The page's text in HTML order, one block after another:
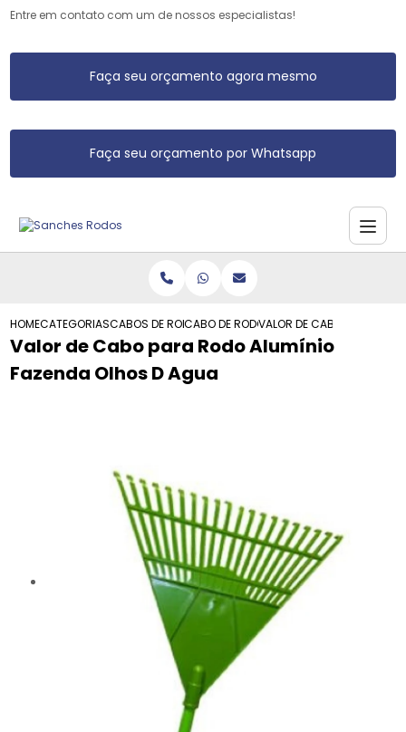
Entre em contato com um de nossos especialistas!
Faça seu orçamento agora mesmo
Faça seu orçamento por Whatsapp
HOMECATEGORIASCABOS DE RODO DE ALUMINIO
CABO DE RODO DE ALUMINIO
VALOR DE CABO PARA
Valor de Cabo para Rodo Alumínio
Fazenda Olhos D Agua